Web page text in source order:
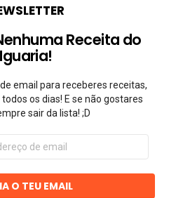
Receita do
Iguaria!
email para receberes receitas,
os dias! E se não gostares
sair da lista! ;D
O TEU EMAIL